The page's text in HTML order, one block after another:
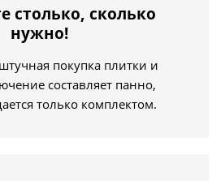
столько, сколько
нужно!
покупка плитки и
составляет панно,
только комплектом.